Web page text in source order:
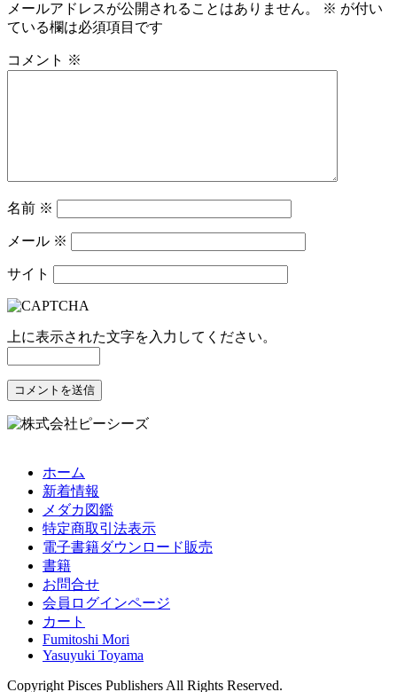
メールアドレスが公開されることはありません。 ※ が付い
ている欄は必須項目です
コメント ※
名前 ※
メール ※
サイト
上に表示された文字を入力してください。
ホーム
新着情報
メダカ図鑑
特定商取引法表示
電子書籍ダウンロード販売
書籍
お問合せ
会員ログインページ
カート
Fumitoshi Mori
Yasuyuki Toyama
Copyright Pisces Publishers All Rights Reserved.